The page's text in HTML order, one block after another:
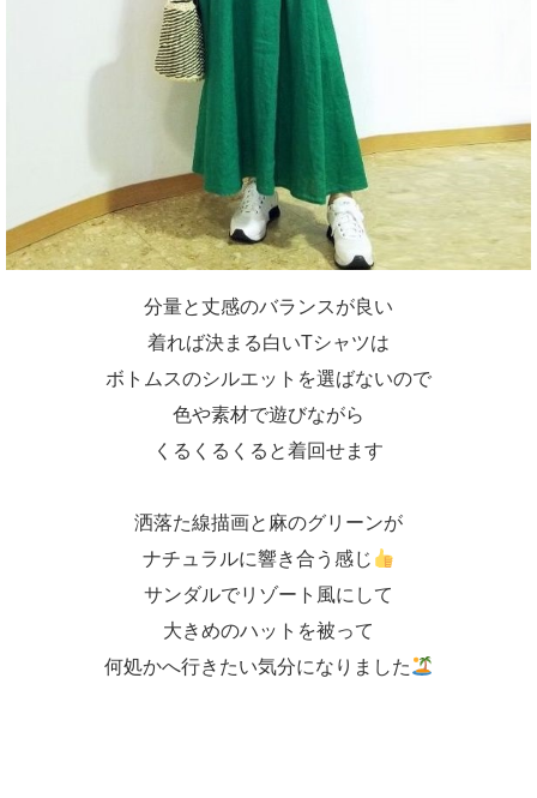
分量と丈感のバランスが良い
着れば決まる白いTシャツは
ボトムスのシルエットを選ばないので
色や素材で遊びながら
くるくるくると着回せます
洒落た線描画と麻のグリーンが
ナチュラルに響き合う感じ
サンダルでリゾート風にして
大きめのハットを被って
何処かへ行きたい気分になりました